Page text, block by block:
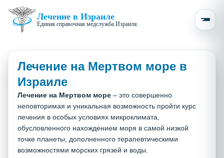
Лечение в Израиле
Единая справочная медслужба Израиля.
Лечение на Мертвом море в
Израиле
Лечение на Мертвом море – это совершенно
неповторимая и уникальная возможность пройти курс
лечения в особых условиях микроклимата,
обусловленного нахождением моря в самой низкой
точке планеты, дополненного терапевтическими
возможностями морских грязей и воды.